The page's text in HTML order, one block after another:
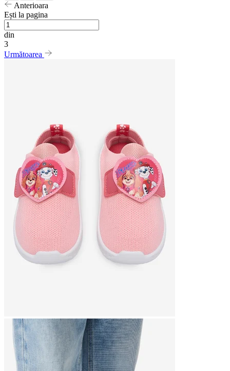
Anterioara
Ești la pagina
din
3
Următoarea